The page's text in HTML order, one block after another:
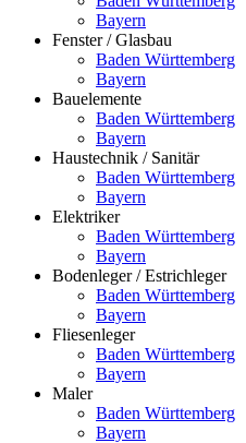
Bayern
Fenster / Glasbau
Baden Württemberg
Bayern
Bauelemente
Baden Württemberg
Bayern
Haustechnik / Sanitär
Baden Württemberg
Bayern
Elektriker
Baden Württemberg
Bayern
Bodenleger / Estrichleger
Baden Württemberg
Bayern
Fliesenleger
Baden Württemberg
Bayern
Maler
Baden Württemberg
Bayern